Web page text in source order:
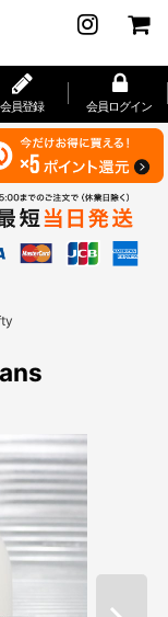
会員登録 会員ログイン